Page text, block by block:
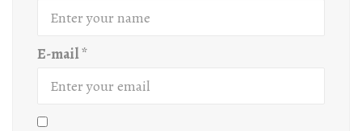
E-mail*